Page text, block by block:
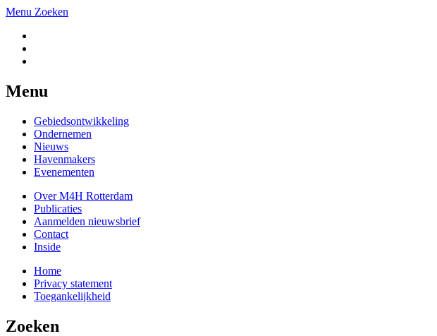
Menu Zoeken
Menu
Gebiedsontwikkeling
Ondernemen
Nieuws
Havenmakers
Evenementen
Over M4H Rotterdam
Publicaties
Aanmelden nieuwsbrief
Contact
Inside
Home
Privacy statement
Toegankelijkheid
Zoeken